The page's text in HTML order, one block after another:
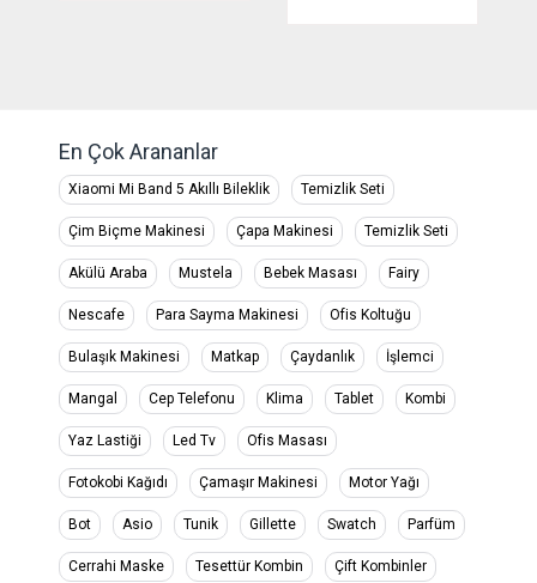
En Çok Arananlar
Xiaomi Mi Band 5 Akıllı Bileklik Temizlik Seti
Çim Biçme Makinesi Çapa Makinesi Temizlik Seti
Akülü Araba Mustela Bebek Masası Fairy
Nescafe Para Sayma Makinesi Ofis Koltuğu
Bulaşık Makinesi Matkap Çaydanlık İşlemci
Mangal Cep Telefonu Klima Tablet Kombi
Yaz Lastiği Led Tv Ofis Masası
Fotokobi Kağıdı Çamaşır Makinesi Motor Yağı
Bot Asio Tunik Gillette Swatch Parfüm
Cerrahi Maske Tesettür Kombin Çift Kombinler